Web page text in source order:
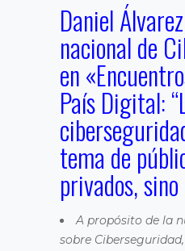
Daniel
nacional de
en
País Digital:
tema de
privados,
A propósito de la
sobre